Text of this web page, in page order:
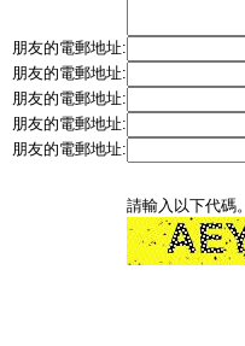
朋友的電郵地址:
朋友的電郵地址:
朋友的電郵地址:
朋友的電郵地址:
朋友的電郵地址:
請輸入以下代碼。